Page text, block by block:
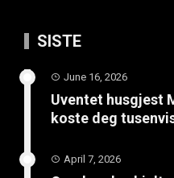
SISTE
June 16, 2026
Uventet husgjest
koste deg
April 7, 2026